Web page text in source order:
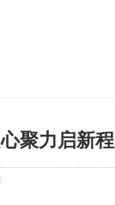
聚力启新程